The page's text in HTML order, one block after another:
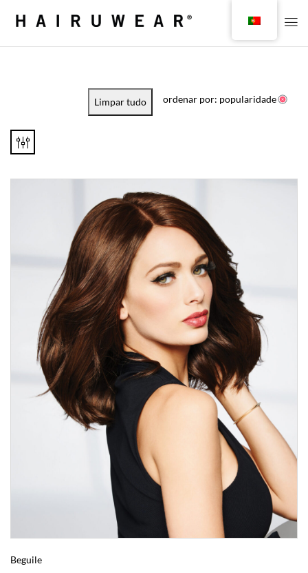
Limpar tudo ordenar por: popularidade
Beguile